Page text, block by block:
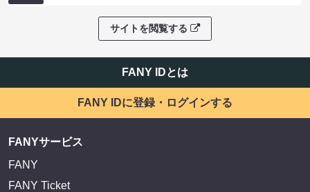
サイトを閲覧する
FANY IDとは
FANY IDに登録・ログインする
FANYサービス
FANY
FANY Ticket